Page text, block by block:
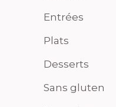
Entrées
Plats
Desserts
Sans gluten